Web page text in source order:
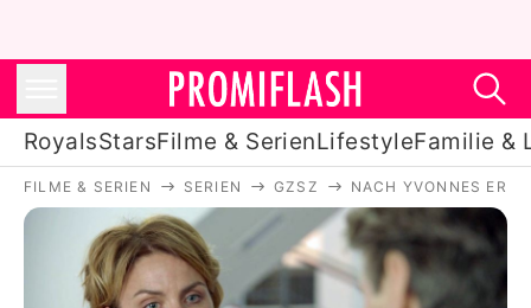
RoyalsStarsFilme & SerienLifestyleFamilie &
Royals
Stars
FILME & SERIEN SERIEN GZSZ NACH YVONNES